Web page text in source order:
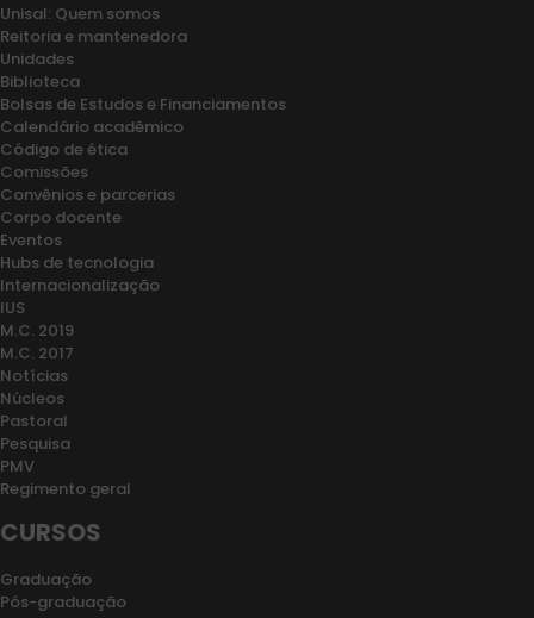
Unisal: Quem somos
Reitoria e mantenedora
Unidades
Biblioteca
Bolsas de Estudos e Financiamentos
Calendário acadêmico
Código de ética
Comissões
Convênios e parcerias
Corpo docente
Eventos
Hubs de tecnologia
Internacionalização
IUS
M.C. 2019
M.C. 2017
Notícias
Núcleos
Pastoral
Pesquisa
PMV
Regimento geral
CURSOS
Graduação
Pós-graduação